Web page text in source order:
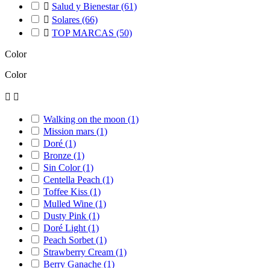
 Salud y Bienestar(61)
 Solares (66)
 TOP MARCAS (50)
Color
Color
 
Walking on the moon (1)
Mission mars (1)
Doré (1)
Bronze (1)
Sin Color(1)
Centella Peach (1)
Toffee Kiss (1)
Mulled Wine (1)
Dusty Pink (1)
Doré Light (1)
Peach Sorbet (1)
Strawberry Cream (1)
Berry Ganache (1)